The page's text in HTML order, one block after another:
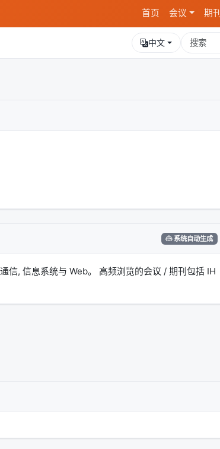
首页 会议 期刊
中文
系统自动生成
信, 信息系统与 Web。 高频浏览的会议 / 期刊包括 IH